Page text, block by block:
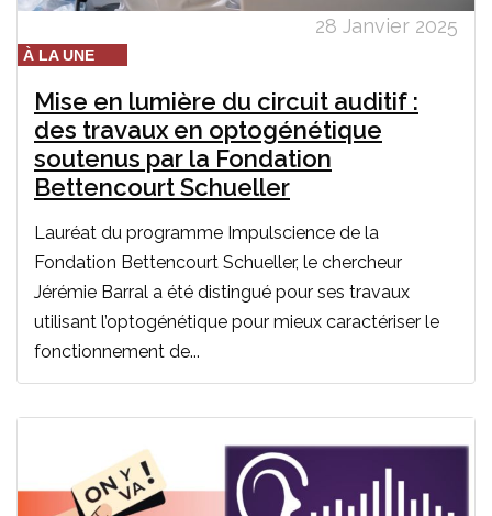
28 Janvier 2025
À LA UNE
Mise en lumière du circuit auditif :
des travaux en optogénétique
soutenus par la Fondation
Bettencourt Schueller
Lauréat du programme Impulscience de la
Fondation Bettencourt Schueller, le chercheur
Jérémie Barral a été distingué pour ses travaux
utilisant l’optogénétique pour mieux caractériser le
fonctionnement de...